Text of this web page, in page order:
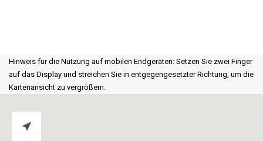
Hinweis für die Nutzung auf mobilen Endgeräten: Setzen Sie zwei Finger
auf das Display und streichen Sie in entgegengesetzter Richtung, um die
Kartenansicht zu vergrößern.